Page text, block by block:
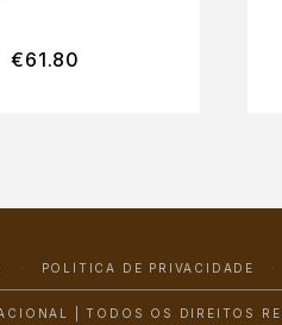
€61.80
POLÍTICA DE PRIVACIDADE
| TODOS OS DIREITOS